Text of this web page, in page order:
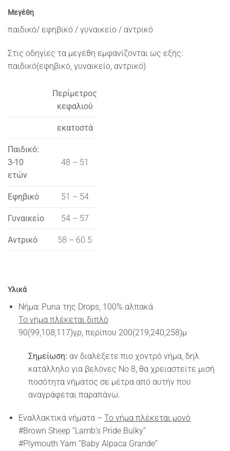
Μεγέθη
παιδικό/ εφηβικό / γυναικείο / αντρικό
Στις οδηγίες τα μεγέθη εμφανίζονται ως εξής:
παιδικό(εφηβικό, γυναικείο, αντρικό)
Περίμετρος
κεφαλιού
εκατοστά
Παιδικό:
3-10
ετών
48 – 51
Εφηβικό 51 – 54
Γυναικείο 54 – 57
Αντρικό 58 – 60.5
Υλικά
Νήμα: Puna της Drops, 100% αλπακά
Το νήμα πλέκεται διπλό
90(99,108,117)γρ, περίπου 200(219,240,258)μ
Σημείωση: αν διαλέξετε πιο χοντρό νήμα, δηλ
κατάλληλο για βελόνες Νο 8, θα χρειαστείτε μισή
ποσότητα νήματος σε μέτρα από αυτήν που
αναγράφεται παραπάνω.
Εναλλακτικά νήματα – Το νήμα πλέκεται μονό
#Brown Sheep “Lamb’s Pride Bulky”
#Plymouth Yarn “Baby Alpaca Grande”